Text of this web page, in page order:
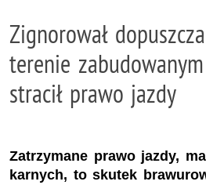
Zignorował
terenie
stracił prawo jazdy
Zatrzymane prawo jazdy,
karnych, to skutek